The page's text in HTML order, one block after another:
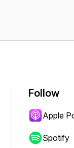
Follow
Apple
Spotify